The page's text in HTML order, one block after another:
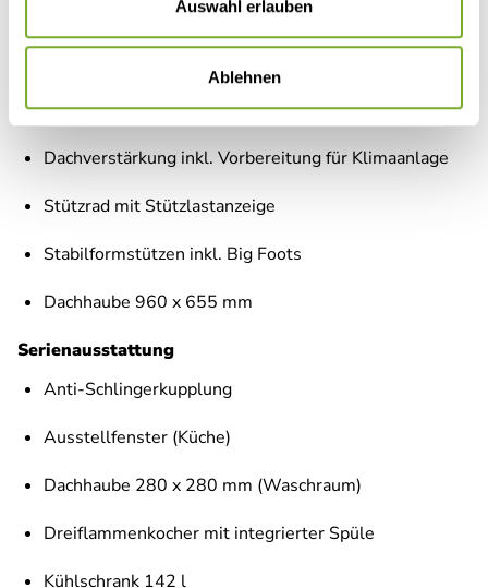
Auswahl erlauben
Ablehnen
Abwassertank 25 l rollbar
2x USB-Steckdose für Stromschiene
Dachverstärkung inkl. Vorbereitung für Klimaanlage
Stützrad mit Stützlastanzeige
Stabilformstützen inkl. Big Foots
Dachhaube 960 x 655 mm
Serienausstattung
Anti-Schlingerkupplung
Ausstellfenster (Küche)
Dachhaube 280 x 280 mm (Waschraum)
Dreiflammenkocher mit integrierter Spüle
Kühlschrank 142 l